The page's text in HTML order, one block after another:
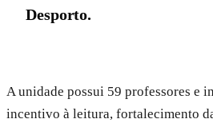
Desporto.
A unidade possui 59 professores e
incentivo à leitura, fortalecimento